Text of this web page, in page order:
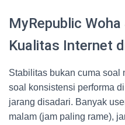
MyRepublic
Kualitas Internet
Stabilitas bukan cuma soal
soal konsistensi performa
jarang disadari. Banyak
malam (jam paling rame),